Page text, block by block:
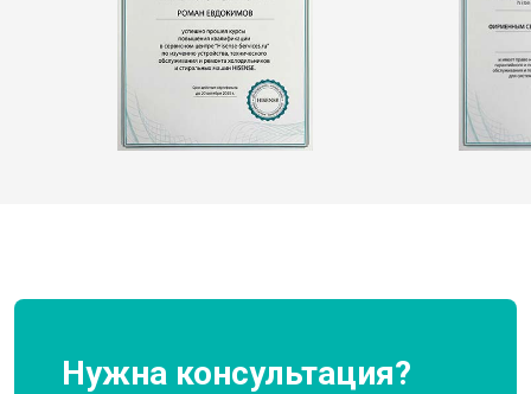
Нужна консультация?